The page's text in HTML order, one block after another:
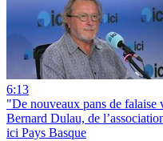
6:13
"De nouveaux pans de
Bernard Dulau, de
ici Pays Basque